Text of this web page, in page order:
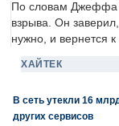
По словам Джеффа
взрыва. Он
нужно, и вернется
ХАЙТЕК
В сеть утекли 16
других сервисов